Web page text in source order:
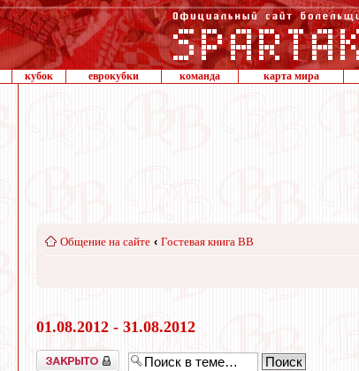
кубок еврокубки команда карта мира
Общение на сайте ‹ Гостевая книга ВВ
01.08.2012 - 31.08.2012
Закрыто